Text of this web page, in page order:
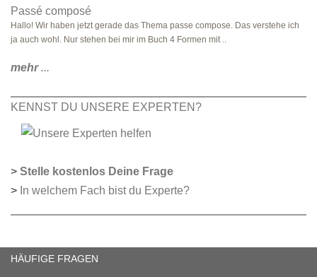
Passé composé
Hallo! Wir haben jetzt gerade das Thema passe compose. Das verstehe ich
ja auch wohl. Nur stehen bei mir im Buch 4 Formen mit ..
mehr...
KENNST DU UNSERE EXPERTEN?
> Stelle kostenlos Deine Frage
> In welchem Fach bist du Experte?
HÄUFIGE FRAGEN